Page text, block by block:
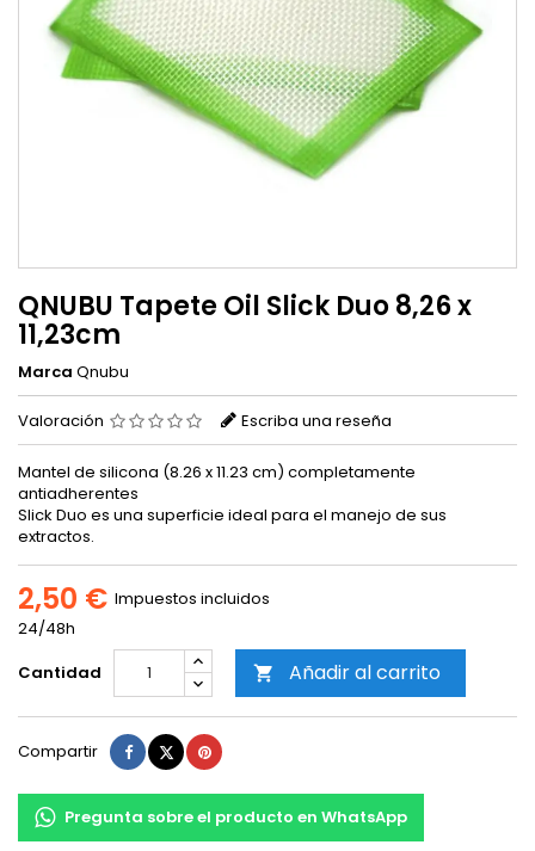
QNUBU Tapete Oil Slick Duo 8,26 x
11,23cm
Marca Qnubu
Valoración Escriba una reseña
Mantel de silicona (8.26 x 11.23 cm) completamente
antiadherentes
Slick Duo es una superficie ideal para el manejo de sus
extractos.
2,50 € Impuestos incluidos
24/48h
Cantidad
 Añadir al carrito
Compartir Compartir
TuitearPinterest
Pregunta sobre el producto en WhatsApp